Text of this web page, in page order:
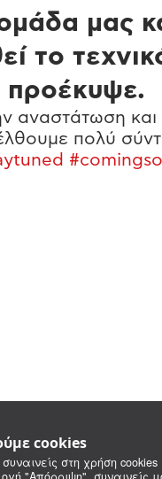
cookies
στη χρήση cookies
μας
το
προέκυψε.
αναστάτωση και
πολύ